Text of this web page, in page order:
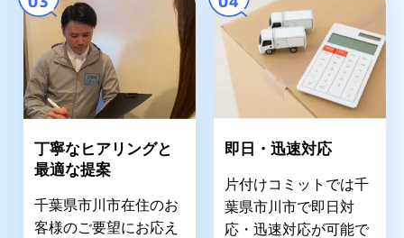
丁寧なヒアリングと
最適な提案
千葉県市川市在住のお
客様のご要望にお応え
即日・迅速対応
片付けコミットでは千
葉県市川市で即日対
応・迅速対応が可能で